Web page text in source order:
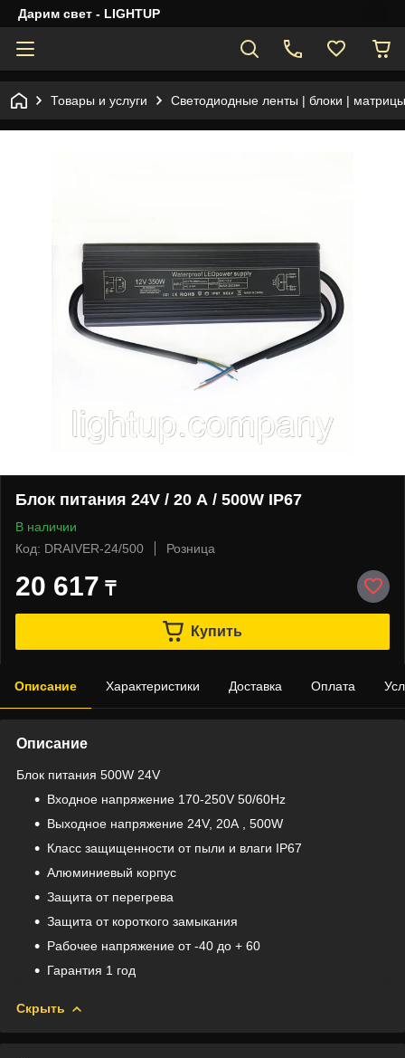
Дарим свет - LIGHTUP
Товары и услуги Светодиодные ленты | блоки |
Блок питания 24V / 20 А / 500W IP67
В наличии
Код: DRAIVER-24/500
Розница
20 617 ₸
Купить
Описание Характеристики Доставка Оплата
Описание
Блок питания 500W 24V
Входное напряжение 170-250V 50/60Hz
Выходное напряжение 24V, 20А , 500W
Класс защищенности от пыли и влаги IP67
Алюминиевый корпус
Защита от перегрева
Защита от короткого замыкания
Рабочее напряжение от -40 до + 60
Гарантия 1 год
Скрыть